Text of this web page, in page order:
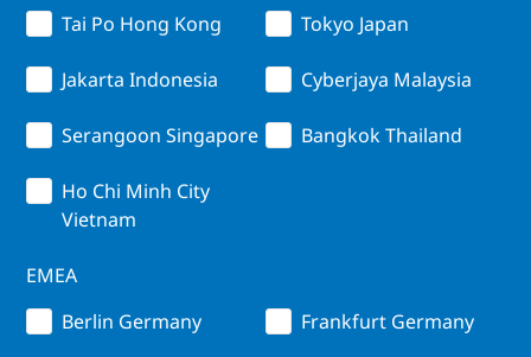
Tai Po Hong Kong Tokyo Japan
Jakarta Indonesia Cyberjaya Malaysia
Serangoon Singapore Bangkok Thailand
Ho Chi Minh City
Vietnam
EMEA
Berlin Germany
Frankfurt Germany